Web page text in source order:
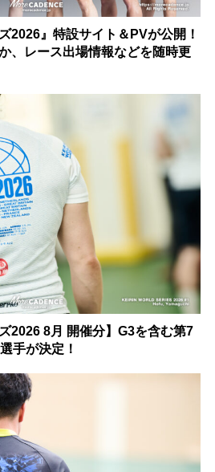
2026』特設サイト＆PVが公開！
、レース出場情報などを随時更
2026 8月 開催分】G3を含む第7
手が決定！